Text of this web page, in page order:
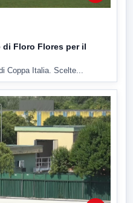
di Floro Flores per il
Coppa Italia. Scelte...